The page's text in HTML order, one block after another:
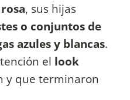
, sus hijas
o conjuntos de
azules y blancas.
el look
y que terminaron